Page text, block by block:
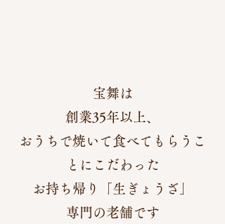
宝舞は
創業35年以上、
おうちで焼いて食べてもらうこ
とに こだわった
お持ち帰り「生ぎょうざ」
専門の老舗です